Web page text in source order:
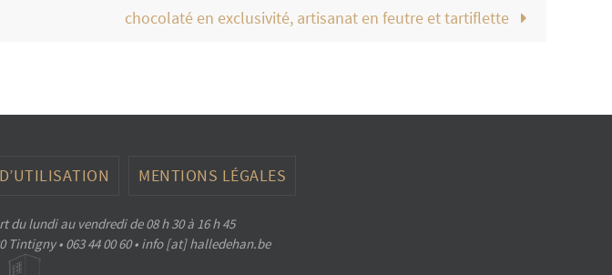
chocolaté en exclusivité, artisanat en feutre et tartiflette
MENTIONS LÉGALES
lundi au vendredi de 08 h 30 à 16 h 45
Tintigny • 063 44 00 60 • info [at] halledehan.be